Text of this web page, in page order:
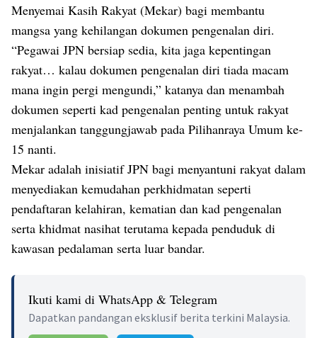
Menyemai Kasih Rakyat (Mekar) bagi membantu
mangsa yang kehilangan dokumen pengenalan diri.
“Pegawai JPN bersiap sedia, kita jaga kepentingan
rakyat… kalau dokumen pengenalan diri tiada macam
mana ingin pergi mengundi,” katanya dan menambah
dokumen seperti kad pengenalan penting untuk rakyat
menjalankan tanggungjawab pada Pilihanraya Umum ke-
15 nanti.
Mekar adalah inisiatif JPN bagi menyantuni rakyat dalam
menyediakan kemudahan perkhidmatan seperti
pendaftaran kelahiran, kematian dan kad pengenalan
serta khidmat nasihat terutama kepada penduduk di
kawasan pedalaman serta luar bandar.
Ikuti kami di WhatsApp & Telegram
Dapatkan pandangan eksklusif berita terkini Malaysia.